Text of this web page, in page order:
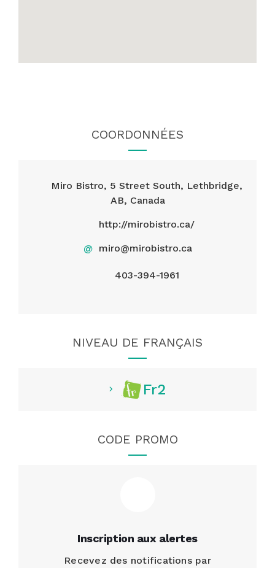
COORDONNÉES
Miro Bistro, 5 Street South, Lethbridge,
AB, Canada
http://mirobistro.ca/
@ miro@mirobistro.ca
403-394-1961
NIVEAU DE FRANÇAIS
Fr2
CODE PROMO
Inscription aux alertes
Recevez des notifications par